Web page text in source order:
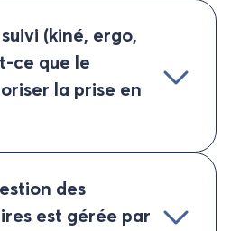
(kiné, ergo,
ce que le
la prise en
des
est gérée par